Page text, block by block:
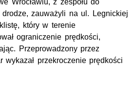
Wrocławiu, z zespołu do
zauważyli na ul. Legnickiej
który w terenie
ograniczenie prędkości,
Przeprowadzony przez
wykazał przekroczenie prędkości